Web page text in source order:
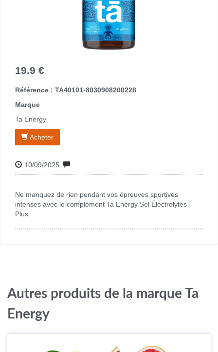
19.9 €
Référence : TA40101-8030908200228
Marque
Ta Energy
Acheter
10/09/2025
Ne manquez de rien pendant vos épreuves sportives
intenses avec le complément Ta Energy Sel Électrolytes
Plus.
Autres produits de la marque Ta
Energy